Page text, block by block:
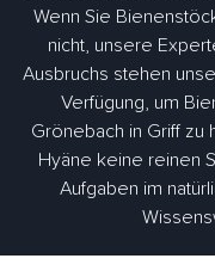
Wenn Sie
nicht, unsere
Ausbruchs stehen
Verfügung, um
Grönebach in Griff zu
Hyäne keine reinen
Aufgaben im